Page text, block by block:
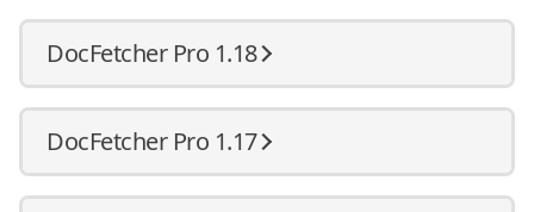
DocFetcher Pro 1.18
DocFetcher Pro 1.17